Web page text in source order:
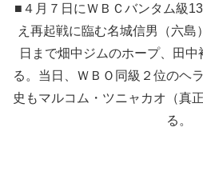
■４月７日にＷＢＣバンタム級
え再起戦に臨む名城信男（六
日まで畑中ジムのホープ、田
る。当日、ＷＢＯ同級２位のヘ
史もマルコム・ツニャカオ（真
る。